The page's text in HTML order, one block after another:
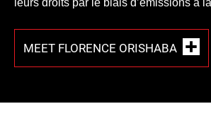
leurs droits par le biais d’émissions à
MEET FLORENCE ORISHABA